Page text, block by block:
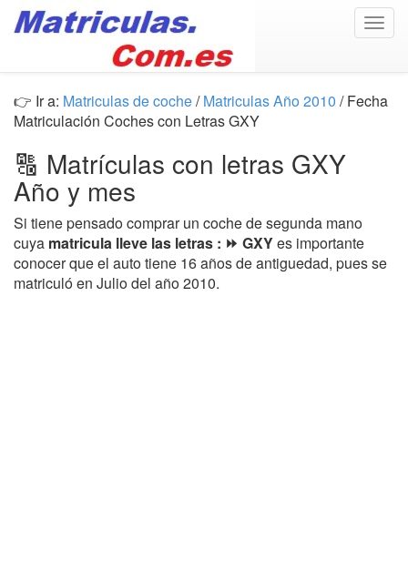
👉 Ir a: Matriculas de coche/Matriculas Año 2010 / Fecha
Matriculación Coches con Letras GXY
🔠 Matrículas con letras GXY
Año y mes
Si tiene pensado comprar un coche de segunda mano
cuya matricula lleve las letras : ⏩ GXYes importante
conocer que el auto tiene 16 años de antiguedad, pues se
matriculó en Julio del año 2010.